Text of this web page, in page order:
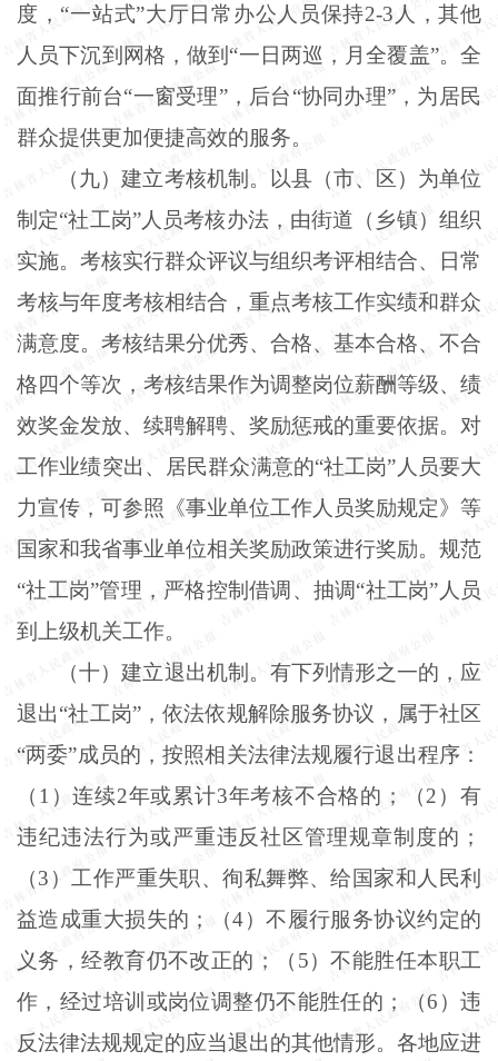
度，“一站式”大厅日常办公人员保持2-3人，其他
人员下沉到网格，做到“一日两巡，月全覆盖”。全
面推行前台“一窗受理”，后台“协同办理”，为居民
群众提供更加便捷高效的服务。
（九）建立考核机制。以县（市、区）为单位
制定“社工岗”人员考核办法，由街道（乡镇）组织
实施。考核实行群众评议与组织考评相结合、日常
考核与年度考核相结合，重点考核工作实绩和群众
满意度。考核结果分优秀、合格、基本合格、不合
格四个等次，考核结果作为调整岗位薪酬等级、绩
效奖金发放、续聘解聘、奖励惩戒的重要依据。对
工作业绩突出、居民群众满意的“社工岗”人员要大
力宣传，可参照《事业单位工作人员奖励规定》等
国家和我省事业单位相关奖励政策进行奖励。规范
“社工岗”管理，严格控制借调、抽调“社工岗”人员
到上级机关工作。
（十）建立退出机制。有下列情形之一的，应
退出“社工岗”，依法依规解除服务协议，属于社区
“两委”成员的，按照相关法律法规履行退出程序：
（1）连续2年或累计3年考核不合格的；（2）有
违纪违法行为或严重违反社区管理规章制度的；
（3）工作严重失职、徇私舞弊、给国家和人民利
益造成重大损失的；（4）不履行服务协议约定的
义务，经教育仍不改正的；（5）不能胜任本职工
作，经过培训或岗位调整仍不能胜任的；（6）违
反法律法规规定的应当退出的其他情形。各地应进